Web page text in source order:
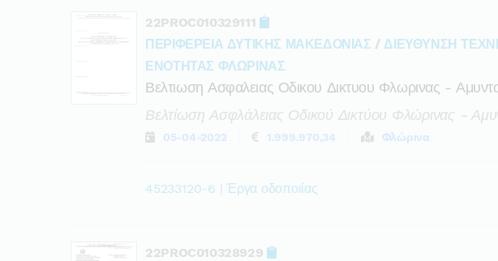
22PROC010329111
ΠΕΡΙΦΕΡΕΙΑ ΔΥΤΙΚΗΣ ΜΑΚΕΔΟΝΙΑΣ / ΔΙΕΥΘΥΝΣΗ
ΕΝΟΤΗΤΑΣ ΦΛΩΡΙΝΑΣ
Βελτιωση Ασφαλειας Οδικου Δικτυου Φλωρινας -
Βελτίωση Ασφλάλειας Οδικού Δικτύου Φλώρινας -
05-04-2022 1.999.970,34 Φλώρινα
45233120-6 | Έργα οδοποιίας
22PROC010328929